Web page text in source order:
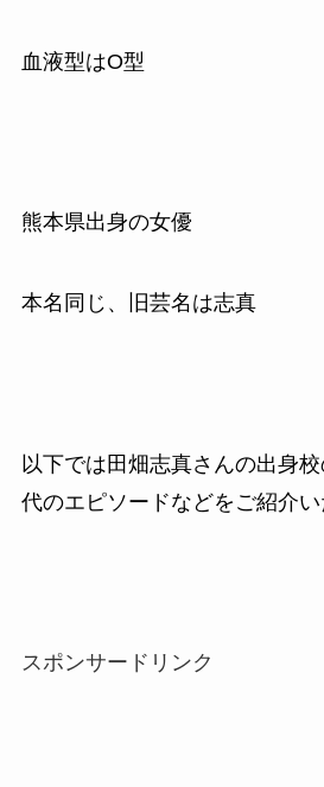
血液型はO型
熊本県出身の女優
本名同じ、旧芸名は志真
以下では田畑志真さんの出身
代のエピソードなどをご紹介
スポンサードリンク